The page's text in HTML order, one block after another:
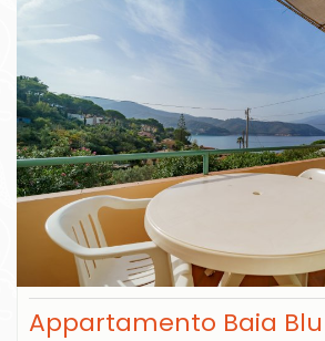
Appartamento Baia Blu